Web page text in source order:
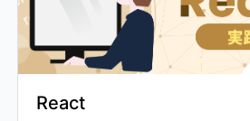
React